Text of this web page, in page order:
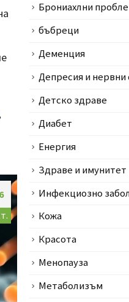
Брониахлни
бъбреци
Деменция
Депресия и нервни
Детско здраве
Диабет
Енергия
Здраве и имунитет
Инфекциозно
Кожа
Красота
Менопауза
Метаболизъм